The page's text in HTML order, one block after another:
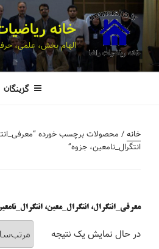
خانه
الهام بخش، علمی،
گزینگان
خانه/ محصولات برچسب خورده
انتگرال_نامعین، جزوه”
معرفی_انتگرال، انتگرال_معین،
در حال نمایش یک نتیجه